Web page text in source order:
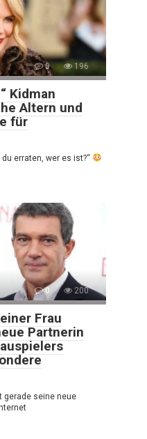
0 196
Kidman
Altern und
für
erraten, wer es ist?“
0 200
Frau
Partnerin
gerade seine neue